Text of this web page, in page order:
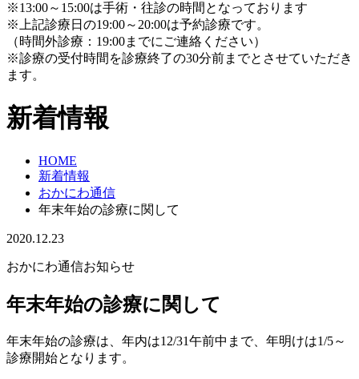
※13:00～15:00は手術・往診の時間となっております
※上記診療日の19:00～20:00は予約診療です。
（時間外診療：19:00までにご連絡ください）
※診療の受付時間を診療終了の30分前までとさせていただき
ます。
新着情報
HOME
新着情報
おかにわ通信
年末年始の診療に関して
2020.12.23
おかにわ通信お知らせ
年末年始の診療に関して
年末年始の診療は、年内は12/31午前中まで、年明けは1/5～
診療開始となります。